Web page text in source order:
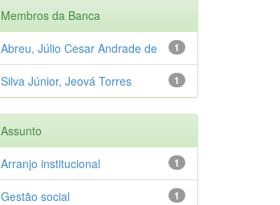
Membros da Banca
1
Abreu, Júlio Cesar Andrade de
1
Silva Júnior, Jeová Torres
Assunto
1
Arranjo institucional
1
Gestão social